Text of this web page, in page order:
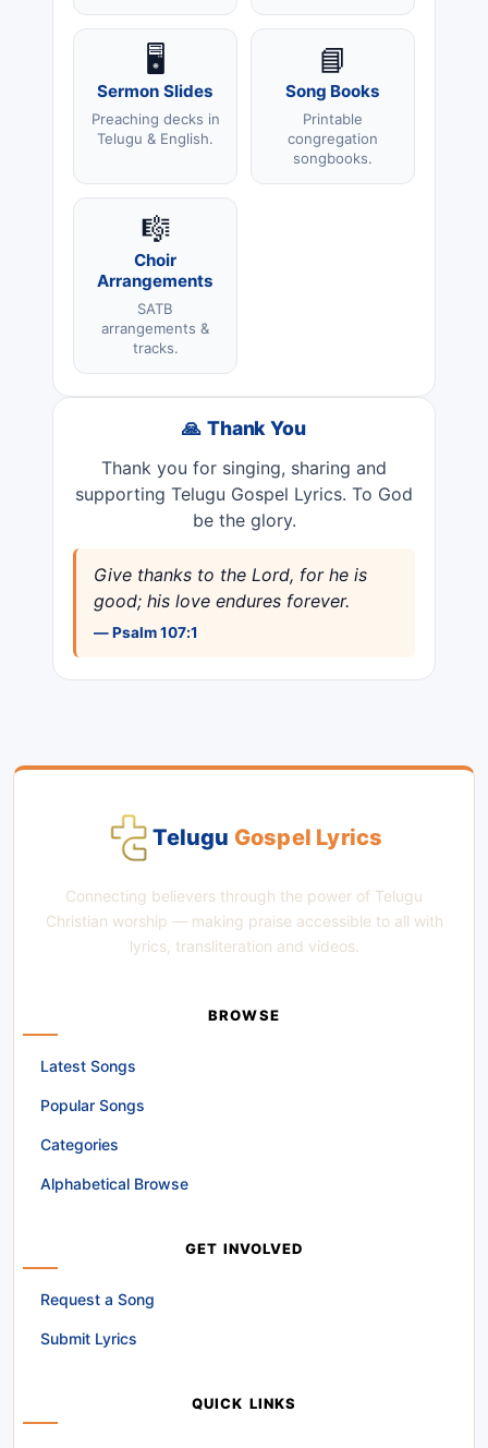
🖥️
Sermon Slides
Preaching decks in
Telugu & English.
📘
Song Books
Printable
congregation
songbooks.
🎼
Choir
Arrangements
SATB
arrangements &
tracks.
🙏 Thank You
Thank you for singing, sharing and
supporting Telugu Gospel Lyrics. To God
be the glory.
Give thanks to the Lord, for he is
good; his love endures forever.
— Psalm 107:1
Telugu Gospel Lyrics
Connecting believers through the power of Telugu
Christian worship — making praise accessible to all with
lyrics, transliteration and videos.
BROWSE
Latest Songs
Popular Songs
Categories
Alphabetical Browse
GET INVOLVED
Request a Song
Submit Lyrics
QUICK LINKS